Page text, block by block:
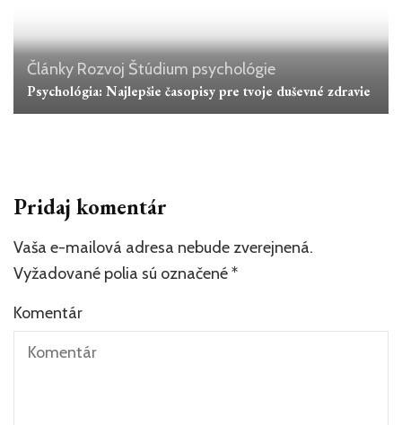
Články Rozvoj Štúdium psychológie
Psychológia: Najlepšie časopisy pre tvoje duševné zdravie
Pridaj komentár
Vaša e-mailová adresa nebude zverejnená.
Vyžadované polia sú označené*
Komentár